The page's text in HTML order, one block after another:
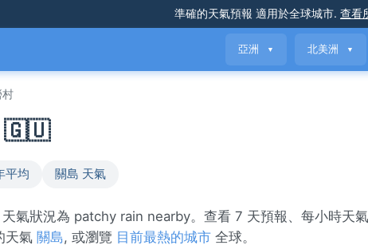
準確的天氣預報 適用於全球城市. 查看
亞洲 ▼ 北美洲 ▼
村
🇬🇺
平均 關島 天氣
氣狀況為 patchy rain nearby。查看 7 天預報、每小時天
天氣 關島, 或瀏覽 目前最熱的城市 全球。